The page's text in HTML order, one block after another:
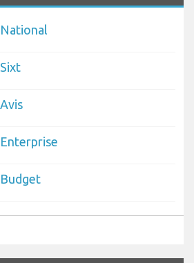
National
Sixt
Avis
Enterprise
Budget